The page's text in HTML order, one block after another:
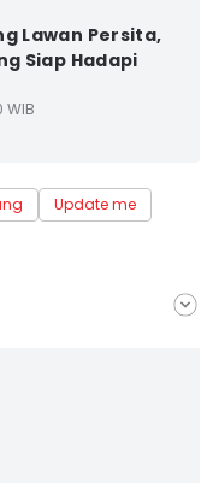
Lawan Persita,
Siap Hadapi
WIB
Update me